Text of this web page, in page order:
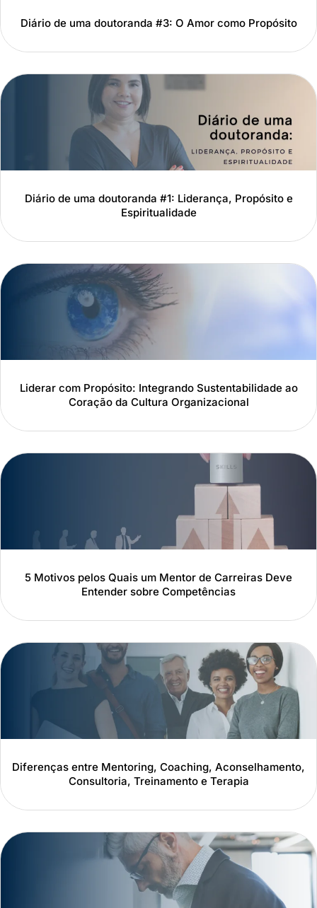
Diário de uma doutoranda #3: O Amor como Propósito
Diário de uma doutoranda #1: Liderança, Propósito e
Espiritualidade
Liderar com Propósito: Integrando Sustentabilidade ao
Coração da Cultura Organizacional
5 Motivos pelos Quais um Mentor de Carreiras Deve
Entender sobre Competências
Diferenças entre Mentoring, Coaching, Aconselhamento,
Consultoria, Treinamento e Terapia